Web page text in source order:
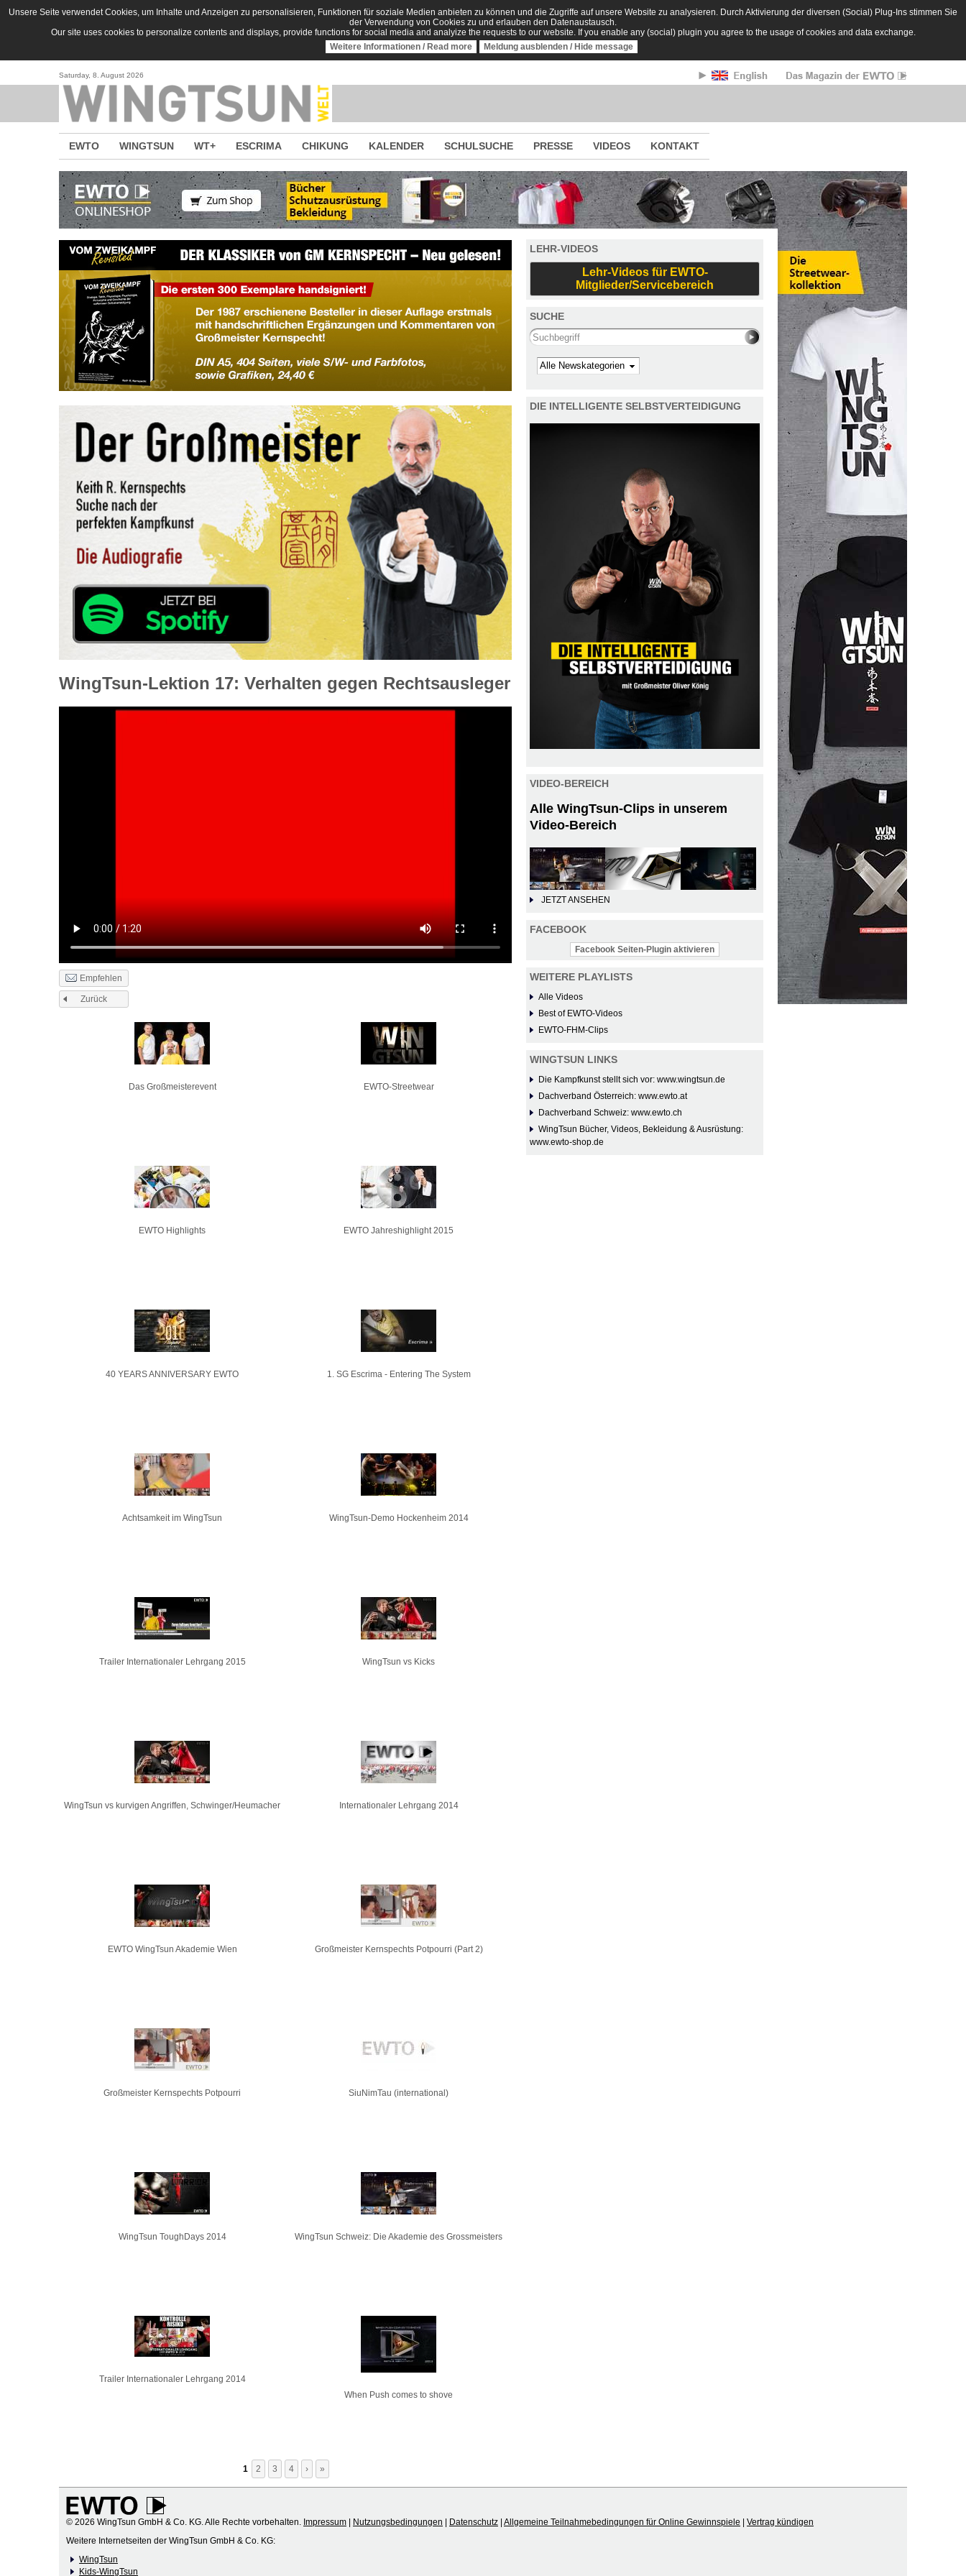
Direkt zum Inhalt
Unsere Seite verwendet Cookies, um Inhalte und Anzeigen zu personalisieren, Funktionen für soziale Medien anbieten zu können und die Zugriffe auf unsere Website zu analysieren. Durch Aktivierung der diversen (Social) Plug-Ins stimmen Sie
der Verwendung von Cookies zu und erlauben den Datenaustausch.
Our site uses cookies to personalize contents and displays, provide functions for social media and analyize the requests to our website. If you enable any (social) plugin you agree to the usage of cookies and data exchange.
Weitere Informationen / Read more
Meldung ausblenden / Hide message
Saturday, 8. August 2026
EWTO WINGTSUN WT+ ESCRIMA CHIKUNG KALENDER SCHULSUCHE PRESSE VIDEOS KONTAKT
WingTsun-Lektion 17: Verhalten gegen Rechtsausleger
Empfehlen
Zurück
Das Großmeisterevent EWTO-Streetwear
EWTO Highlights EWTO Jahreshighlight 2015
40 YEARS ANNIVERSARY EWTO 1. SG Escrima - Entering The System
Achtsamkeit im WingTsun WingTsun-Demo Hockenheim 2014
Trailer Internationaler Lehrgang 2015 WingTsun vs Kicks
WingTsun vs kurvigen Angriffen, Schwinger/Heumacher Internationaler Lehrgang 2014
EWTO WingTsun Akademie Wien Großmeister Kernspechts Potpourri (Part 2)
Großmeister Kernspechts Potpourri SiuNimTau (international)
WingTsun ToughDays 2014 WingTsun Schweiz: Die Akademie des Grossmeisters
Trailer Internationaler Lehrgang 2014
When Push comes to shove
1 2 3 4 › »
LEHR-VIDEOS
Lehr-Videos für EWTO-
Mitglieder/Servicebereich
SUCHE
Search this site
Kategorie
DIE INTELLIGENTE SELBSTVERTEIDIGUNG
VIDEO-BEREICH
Alle WingTsun-Clips in unserem
Video-Bereich
JETZT ANSEHEN
FACEBOOK
Facebook Seiten-Plugin aktivieren
WEITERE PLAYLISTS
Alle Videos
Best of EWTO-Videos
EWTO-FHM-Clips
WINGTSUN LINKS
Die Kampfkunst stellt sich vor: www.wingtsun.de
Dachverband Österreich: www.ewto.at
Dachverband Schweiz: www.ewto.ch
WingTsun Bücher, Videos, Bekleidung & Ausrüstung:
www.ewto-shop.de
© 2026 WingTsun GmbH & Co. KG. Alle Rechte vorbehalten. Impressum Nutzungsbedingungen Datenschutz Allgemeine Teilnahmebedingungen für Online Gewinnspiele
Vertrag kündigen
Weitere Internetseiten der WingTsun GmbH & Co. KG:
WingTsun
Kids-WingTsun